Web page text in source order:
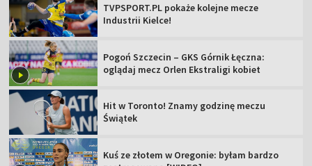
TVPSPORT.PL pokaże kolejne mecze
Industrii Kielce!
Pogoń Szczecin – GKS Górnik Łęczna:
oglądaj mecz Orlen Ekstraligi kobiet
Hit w Toronto! Znamy godzinę meczu
Świątek
Kuś ze złotem w Oregonie: byłam bardzo